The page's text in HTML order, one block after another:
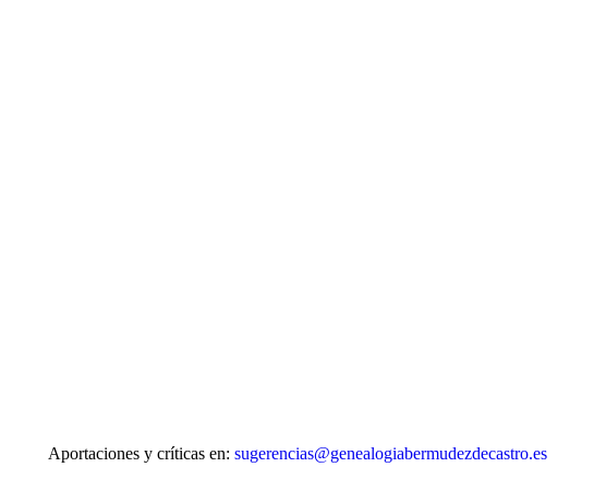
Aportaciones y críticas en: sugerencias@genealogiabermudezdecastro.es